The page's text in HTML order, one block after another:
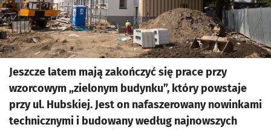
Jeszcze latem mają zakończyć się prace przy
wzorcowym „zielonym budynku”, który powstaje
przy ul. Hubskiej. Jest on nafaszerowany nowinkami
technicznymi i budowany według najnowszych